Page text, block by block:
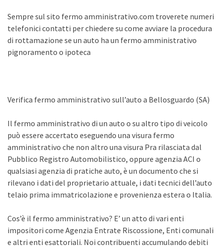
Sempre sul sito fermo amministrativo.com troverete numeri
telefonici contatti per chiedere su come avviare la procedura
di rottamazione se un auto ha un fermo amministrativo
pignoramento o ipoteca
Verifica fermo amministrativo sull’auto a Bellosguardo (SA)
Il fermo amministrativo di un auto o su altro tipo di veicolo
può essere accertato eseguendo una visura fermo
amministrativo che non altro una visura Pra rilasciata dal
Pubblico Registro Automobilistico, oppure agenzia ACI o
qualsiasi agenzia di pratiche auto, è un documento che si
rilevano i dati del proprietario attuale, i dati tecnici dell’auto
telaio prima immatricolazione e provenienza estera o Italia.
Cos’è il fermo amministrativo? E’ un atto di vari enti
impositori come Agenzia Entrate Riscossione, Enti comunali
e altri enti esattoriali. Noi contribuenti accumulando debiti